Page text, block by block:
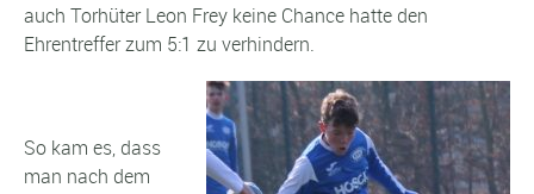
auch Torhüter Leon Frey keine Chance hatte den
Ehrentreffer zum 5:1 zu verhindern.
So kam es, dass
man nach dem